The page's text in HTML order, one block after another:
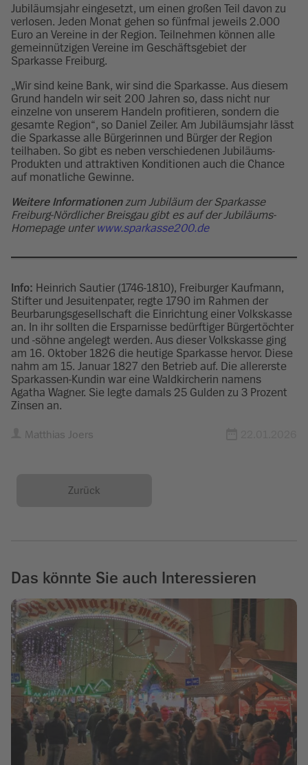
Jubiläumsjahr eingesetzt, um einen großen Teil davon zu
verlosen. Jeden Monat gehen so fünfmal jeweils 2.000
Euro an Vereine in der Region. Teilnehmen können alle
gemeinnützigen Vereine im Geschäftsgebiet der
Sparkasse Freiburg.
„Wir sind keine Bank, wir sind die Sparkasse. Aus diesem
Grund handeln wir seit 200 Jahren so, dass nicht nur
einzelne von unserem Handeln profitieren, sondern die
gesamte Region“, so Daniel Zeiler. Am Jubiläumsjahr lässt
die Sparkasse alle Bürgerinnen und Bürger der Region
teilhaben. So gibt es neben verschiedenen Jubiläums-
Produkten und attraktiven Konditionen auch die Chance
auf monatliche Gewinne.
Weitere Informationenzum Jubiläum der Sparkasse
Freiburg-Nördlicher Breisgau gibt es auf der Jubiläums-
Homepage unterwww.sparkasse200.de
Info: Heinrich Sautier (1746-1810), Freiburger Kaufmann,
Stifter und Jesuitenpater, regte 1790 im Rahmen der
Beurbarungsgesellschaft die Einrichtung einer Volkskasse
an. In ihr sollten die Ersparnisse bedürftiger Bürgertöchter
und -söhne angelegt werden. Aus dieser Volkskasse ging
am 16. Oktober 1826 die heutige Sparkasse hervor. Diese
nahm am 15. Januar 1827 den Betrieb auf. Die allererste
Sparkassen-Kundin war eine Waldkircherin namens
Agatha Wagner. Sie legte damals 25 Gulden zu 3 Prozent
Zinsen an.
Matthias Joers
Zurück
Das könnte Sie auch Interessieren